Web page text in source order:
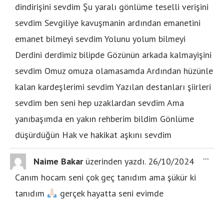
dindirişini sevdim Şu yaralı gönlüme teselli verişini
sevdim Sevgiliye kavuşmanin ardından emanetini
emanet bilmeyi sevdim Yolunu yolum bilmeyi
Derdini derdimiz bilipde Gözünün arkada kalmayişini
sevdim Omuz omuza olamasamda Ardından hüzünle
kalan kardeşlerimi sevdim Yazılan destanları şiirleri
sevdim ben seni hep uzaklardan sevdim Ama
yanıbaşımda en yakın rehberim bildim Gönlüme
düşürdüğün Hak ve hakikat aşkını sevdim
Naime Bakar üzerinden yazdı.26/10/2024
Canım hocam seni çok geç tanıdım ama şükür ki
tanıdım
gerçek hayatta seni evimde
...